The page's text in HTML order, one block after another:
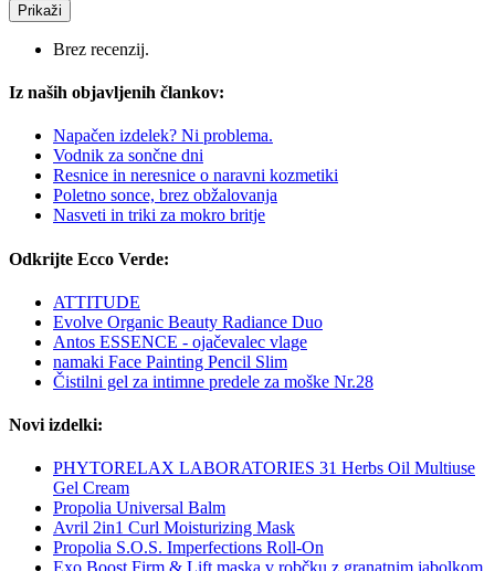
Prikaži
Brez recenzij.
Iz naših objavljenih člankov:
Napačen izdelek? Ni problema.
Vodnik za sončne dni
Resnice in neresnice o naravni kozmetiki
Poletno sonce, brez obžalovanja
Nasveti in triki za mokro britje
Odkrijte Ecco Verde:
ATTITUDE
Evolve Organic Beauty Radiance Duo
Antos ESSENCE - ojačevalec vlage
namaki Face Painting Pencil Slim
Čistilni gel za intimne predele za moške Nr.28
Novi izdelki:
PHYTORELAX LABORATORIES 31 Herbs Oil Multiuse
Gel Cream
Propolia Universal Balm
Avril 2in1 Curl Moisturizing Mask
Propolia S.O.S. Imperfections Roll-On